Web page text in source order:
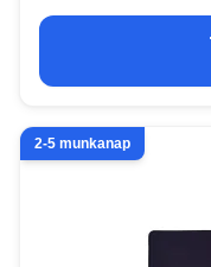
2-5 munkanap